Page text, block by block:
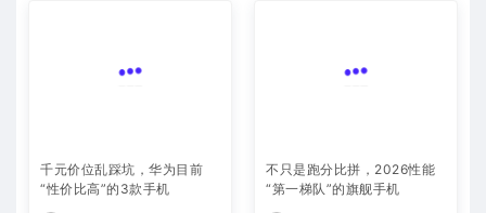
千元价位乱踩坑，华为目前
“性价比高”的3款手机
不只是跑分比拼，2026性能
“第一梯队”的旗舰手机